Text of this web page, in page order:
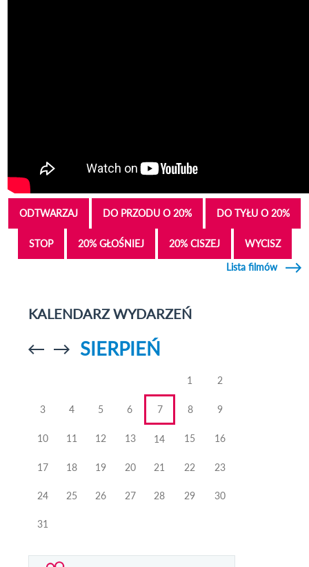
ODTWARZAJ DO PRZODU O 20% DO TYŁU O 20%
STOP 20% GŁOŚNIEJ 20% CISZEJ
WYCISZ
Lista filmów
KALENDARZ WYDARZEŃ
Przejdź doPrzejdź do
SIERPIEŃ
1 2
3 4 5 6 7 8 9
10 11 12 13 14 15 16
17 18 19 20 21 22 23
24 25 26 27 28 29 30
31